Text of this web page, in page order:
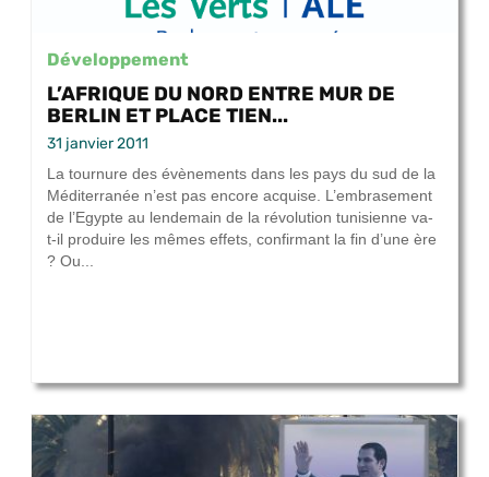
Développement
L’AFRIQUE DU NORD ENTRE MUR DE
BERLIN ET PLACE TIEN...
31 janvier 2011
La tournure des évènements dans les pays du sud de la
Méditerranée n’est pas encore acquise. L’embrasement
de l’Egypte au lendemain de la révolution tunisienne va-
t-il produire les mêmes effets, confirmant la fin d’une ère
? Ou...